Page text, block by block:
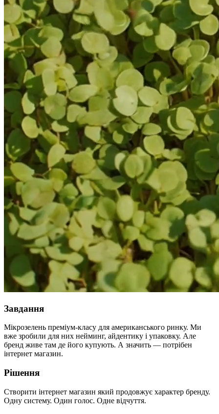
Завдання
Мікрозелень преміум-класу для американського ринку. Ми
вже зробили для них нейминг, айдентику і упаковку. Але
бренд живе там де його купують. А значить — потрібен
інтернет магазин.
Рішення
Створити інтернет магазин який продовжує характер бренду.
Одну систему. Один голос. Одне відчуття.